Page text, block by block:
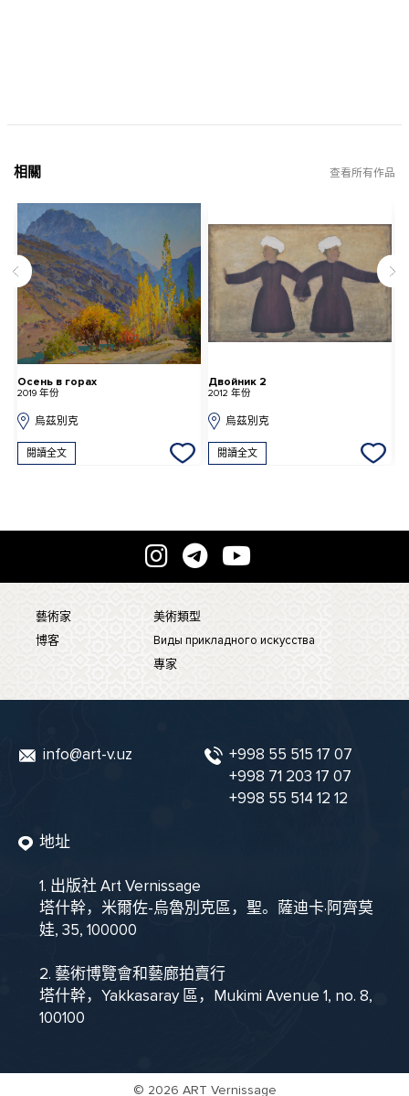
相關 查看所有作品
Осень в горах
2019 年份
烏茲別克
閱讀全文
Двойник 2
2012 年份
烏茲別克
閱讀全文
藝術家
博客
美術類型
Виды прикладного искусства
專家
info@art-v.uz
+998 55 515 17 07
+998 71 203 17 07
+998 55 514 12 12
地址
1. 出版社 Art Vernissage
塔什幹，米爾佐-烏魯別克區，聖。薩迪卡·阿齊莫
娃, 35, 100000
2. 藝術博覽會和藝廊拍賣行
塔什幹，Yakkasaray 區，Mukimi Avenue 1, no. 8,
100100
© 2026 ART Vernissage